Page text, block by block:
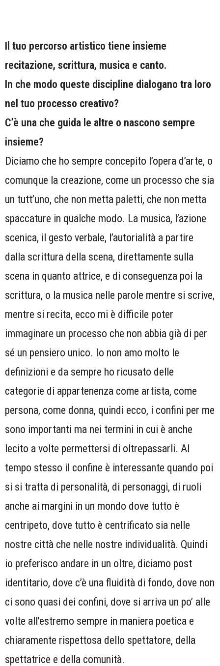
Il tuo percorso artistico tiene insieme
recitazione, scrittura, musica e canto.
In che modo queste discipline dialogano tra loro
nel tuo processo creativo?
C’è una che guida le altre o nascono sempre
insieme?
Diciamo che ho sempre concepito l’opera d’arte, o
comunque la creazione, come un processo che sia
un tutt’uno, che non metta paletti, che non metta
spaccature in qualche modo. La musica, l’azione
scenica, il gesto verbale, l’autorialità a partire
dalla scrittura della scena, direttamente sulla
scena in quanto attrice, e di conseguenza poi la
scrittura, o la musica nelle parole mentre si scrive,
mentre si recita, ecco mi è difficile poter
immaginare un processo che non abbia già di per
sé un pensiero unico. Io non amo molto le
definizioni e da sempre ho ricusato delle
categorie di appartenenza come artista, come
persona, come donna, quindi ecco, i confini per me
sono importanti ma nei termini in cui è anche
lecito a volte permettersi di oltrepassarli. Al
tempo stesso il confine è interessante quando poi
si si tratta di personalità, di personaggi, di ruoli
anche ai margini in un mondo dove tutto è
centripeto, dove tutto è centrificato sia nelle
nostre città che nelle nostre individualità. Quindi
io preferisco andare in un oltre, diciamo post
identitario, dove c’è una fluidità di fondo, dove non
ci sono quasi dei confini, dove si arriva un po’ alle
volte all’estremo sempre in maniera poetica e
chiaramente rispettosa dello spettatore, della
spettatrice e della comunità.